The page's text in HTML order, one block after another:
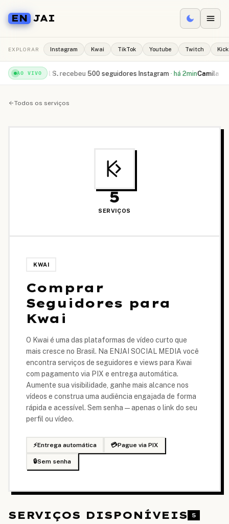
EN JAI
EXPLORAR Instagram Kwai TikTok Youtube Twitch Kick
AO VIVO
Rafael S. recebeu 500 seguidores Instagram ·há 2minCamila R.
Todos os serviços
5
SERVIÇOS
KWAI
Comprar
Seguidores para
Kwai
O Kwai é uma das plataformas de vídeo curto que
mais cresce no Brasil. Na ENJAI SOCIAL MEDIA você
encontra serviços de seguidores e views para Kwai
com pagamento via PIX e entrega automática.
Aumente sua visibilidade, ganhe mais alcance nos
vídeos e construa uma audiência engajada de forma
rápida e acessível. Sem senha — apenas o link do seu
perfil ou vídeo.
⚡Entrega automática 💳Pague via PIX
🔒Sem senha
SERVIÇOS DISPONÍVEIS 5